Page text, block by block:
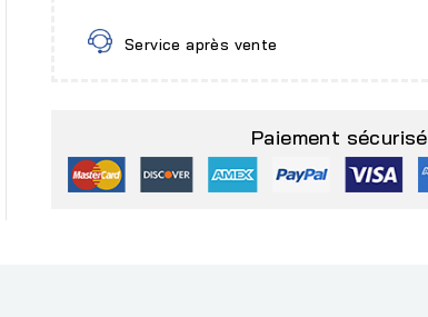
Service après vente
Paiement sécurisé